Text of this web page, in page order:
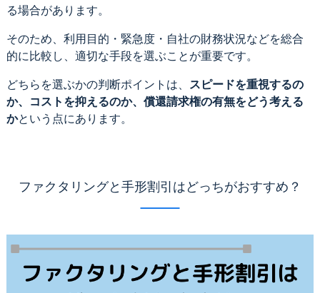
る場合があります。
そのため、利用目的・緊急度・自社の財務状況などを総合
的に比較し、適切な手段を選ぶことが重要です。
どちらを選ぶかの判断ポイントは、
スピードを重視するの
か、コストを抑えるのか、償還請求権の有無をどう考える
かという点にあります。
ファクタリングと手形割引はどっちがおすすめ？